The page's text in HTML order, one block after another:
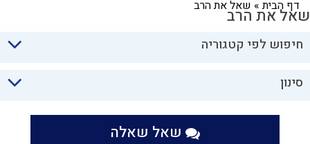
דף הבית» שאל את הרבשאל את הרב
חיפוש לפי קטגוריה
סינון
שאל שאלה